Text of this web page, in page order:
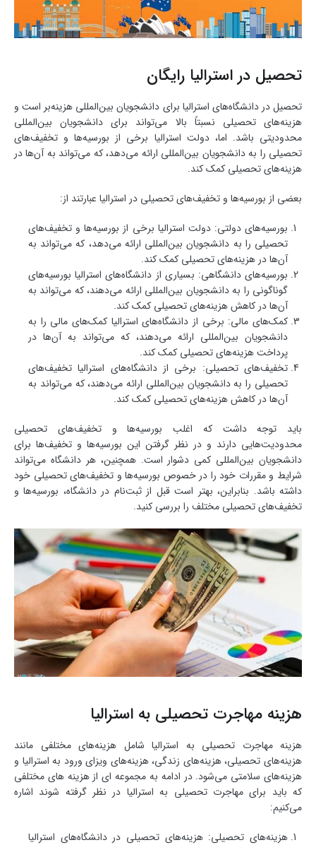
تحصیل در استرالیا رایگان
تحصیل در دانشگاه‌های استرالیا برای دانشجویان بین‌المللی هزینه‌بر است و
هزینه‌های تحصیلی نسبتاً بالا می‌تواند برای دانشجویان بین‌المللی
محدودیتی باشد. اما، دولت استرالیا برخی از بورسیه‌ها و تخفیف‌های
تحصیلی را به دانشجویان بین‌المللی ارائه می‌دهد، که می‌تواند به آن‌ها در
هزینه‌های تحصیلی کمک کند.
بعضی از بورسیه‌ها و تخفیف‌های تحصیلی در استرالیا عبارتند از:
بورسیه‌های دولتی: دولت استرالیا برخی از بورسیه‌ها و تخفیف‌های
تحصیلی را به دانشجویان بین‌المللی ارائه می‌دهد، که می‌تواند به
آن‌ها در هزینه‌های تحصیلی کمک کند.
بورسیه‌های دانشگاهی: بسیاری از دانشگاه‌های استرالیا بورسیه‌های
گوناگونی را به دانشجویان بین‌المللی ارائه می‌دهند، که می‌تواند به
آن‌ها در کاهش هزینه‌های تحصیلی کمک کند.
کمک‌های مالی: برخی از دانشگاه‌های استرالیا کمک‌های مالی را به
دانشجویان بین‌المللی ارائه می‌دهند، که می‌تواند به آن‌ها در
پرداخت هزینه‌های تحصیلی کمک کند.
تخفیف‌های تحصیلی: برخی از دانشگاه‌های استرالیا تخفیف‌های
تحصیلی را به دانشجویان بین‌المللی ارائه می‌دهند، که می‌تواند به
آن‌ها در کاهش هزینه‌های تحصیلی کمک کند.
باید توجه داشت که اغلب بورسیه‌ها و تخفیف‌های تحصیلی
محدودیت‌هایی دارند و در نظر گرفتن این بورسیه‌ها و تخفیف‌ها برای
دانشجویان بین‌المللی کمی دشوار است. همچنین، هر دانشگاه می‌تواند
شرایط و مقررات خود را در خصوص بورسیه‌ها و تخفیف‌های تحصیلی خود
داشته باشد. بنابراین، بهتر است قبل از ثبت‌نام در دانشگاه، بورسیه‌ها و
تخفیف‌های تحصیلی مختلف را بررسی کنید.
هزینه مهاجرت تحصیلی به استرالیا
هزینه مهاجرت تحصیلی به استرالیا شامل هزینه‌های مختلفی مانند
هزینه‌های تحصیلی، هزینه‌های زندگی، هزینه‌های ویزای ورود به استرالیا و
هزینه‌های سلامتی می‌شود. در ادامه به مجموعه ای از هزینه های مختلفی
که باید برای مهاجرت تحصیلی به استرالیا در نظر گرفته شوند اشاره
می‌کنیم:
هزینه‌های تحصیلی: هزینه‌های تحصیلی در دانشگاه‌های استرالیا